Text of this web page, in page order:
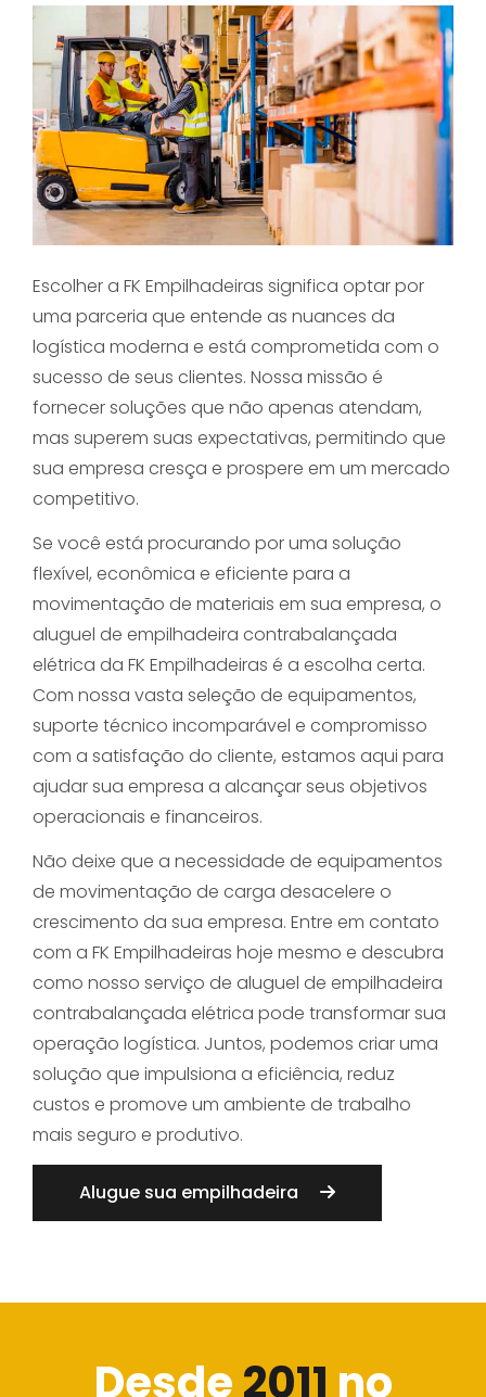
Escolher a FK Empilhadeiras significa optar por
uma parceria que entende as nuances da
logística moderna e está comprometida com o
sucesso de seus clientes. Nossa missão é
fornecer soluções que não apenas atendam,
mas superem suas expectativas, permitindo que
sua empresa cresça e prospere em um mercado
competitivo.
Se você está procurando por uma solução
flexível, econômica e eficiente para a
movimentação de materiais em sua empresa, o
aluguel de empilhadeira contrabalançada
elétrica da FK Empilhadeiras é a escolha certa.
Com nossa vasta seleção de equipamentos,
suporte técnico incomparável e compromisso
com a satisfação do cliente, estamos aqui para
ajudar sua empresa a alcançar seus objetivos
operacionais e financeiros.
Não deixe que a necessidade de equipamentos
de movimentação de carga desacelere o
crescimento da sua empresa. Entre em contato
com a FK Empilhadeiras hoje mesmo e descubra
como nosso serviço de aluguel de empilhadeira
contrabalançada elétrica pode transformar sua
operação logística. Juntos, podemos criar uma
solução que impulsiona a eficiência, reduz
custos e promove um ambiente de trabalho
mais seguro e produtivo.
Alugue sua empilhadeira
Desde2011 no